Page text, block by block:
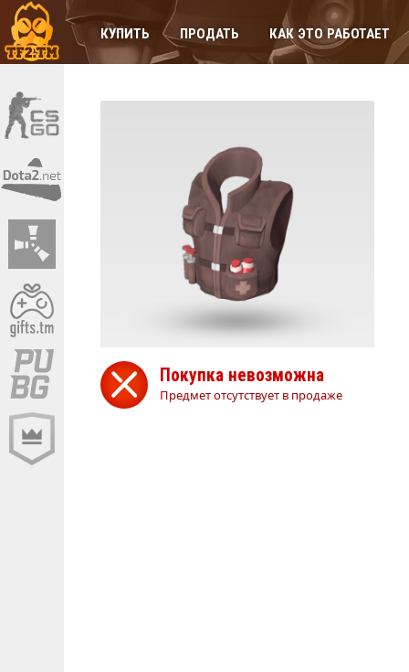
КУПИТЬ ПРОДАТЬ КАК ЭТО РАБОТАЕТ
Покупка невозможна
Предмет отсутствует в продаже